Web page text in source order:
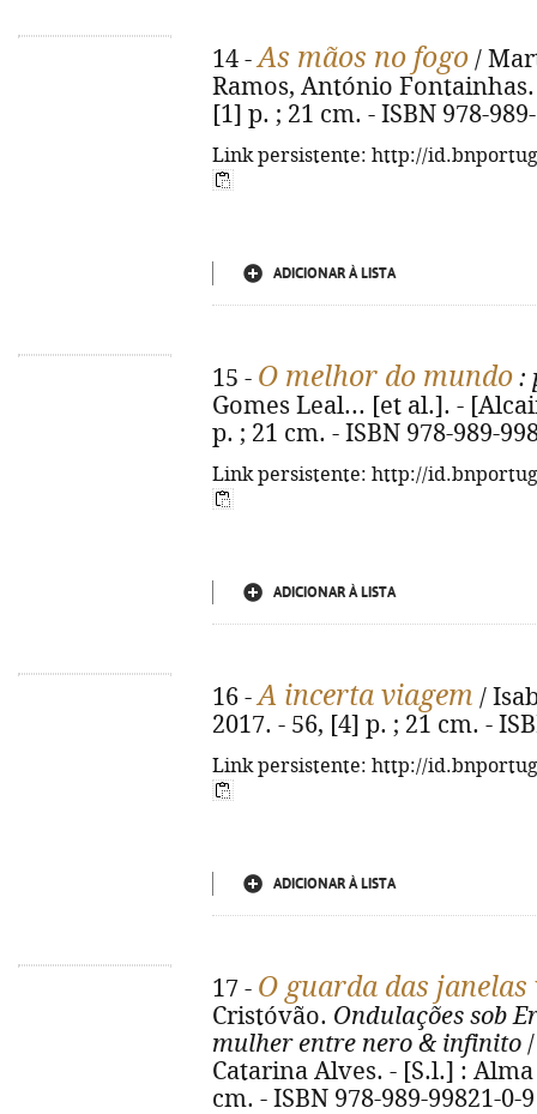
14 -As mãos no fogo /
Ramos, António
[1] p. ; 21 cm. - ISBN 978-
Link persistente: http://
ADICIONAR À LISTA
15 - O melhor do mundo :
Gomes Leal... [et al.]. -
p. ; 21 cm. - ISBN 978-989-
Link persistente: http://
ADICIONAR À LISTA
16 -A incerta viagem /
2017. - 56, [4] p. ; 21 cm. -
Link persistente: http://
ADICIONAR À LISTA
17 - O guarda das janelas
Cristóvão. Ondulações sob
mulher entre nero & infinito
Catarina Alves. - [S.l.] :
cm. - ISBN 978-989-99821-0-9